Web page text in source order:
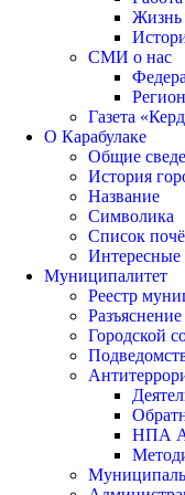
Жизнь
СМИ о нас
Газета
О Карабулаке
Общие
История
Название
Символика
Список
Интересные
Муниципалитет
Реестр
Городской
НПА